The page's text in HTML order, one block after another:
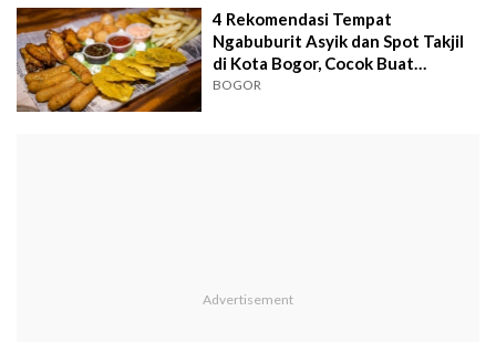
4 Rekomendasi Tempat
Ngabuburit Asyik dan Spot Takjil
di Kota Bogor, Cocok Buat
Milenial dan Gen Z
BOGOR